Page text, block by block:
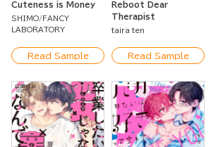
Cuteness is Money
SHIMO
FANCY
LABORATORY
Read Sample
Reboot Dear
Therapist
taira ten
Read Sample